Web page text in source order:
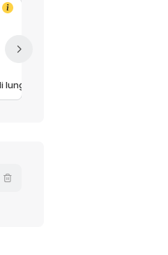
Info
lunghezza
Tenditelo Nero - 30 cm di lunghezza